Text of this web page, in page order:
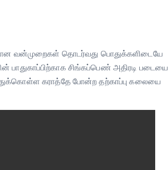
வன்முறைகள் தொடர்வது பொதுக்களிடையே
பாதுகாப்பிற்காக சிங்கப்பெண் அதிரடி படையை
கராத்தே போன்ற தற்காப்பு கலையை